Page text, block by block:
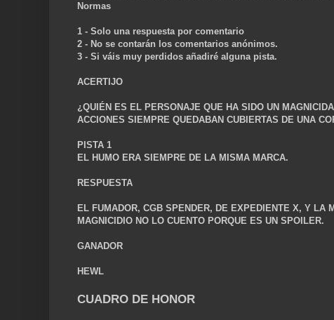
Normas
1 - Solo una respuesta por comentario
2 - No se contarán los comentarios anónimos.
3 - Si váis muy perdidos añadiré alguna pista.
ACERTIJO
¿QUIÉN ES EL PERSONAJE QUE HA SIDO UN
ACCIONES SIEMPRE QUEDABAN CUBIERTAS DE UNA
PISTA 1
EL HUMO ERA SIEMPRE DE LA MISMA MARCA.
RESPUESTA
EL FUMADOR, CGB SPENDER, DE EXPEDIENTE X, Y LA
MAGNICIDIO NO LO CUENTO PORQUE ES UN SPOILER.
GANADOR
HEWL
CUADRO DE HONOR